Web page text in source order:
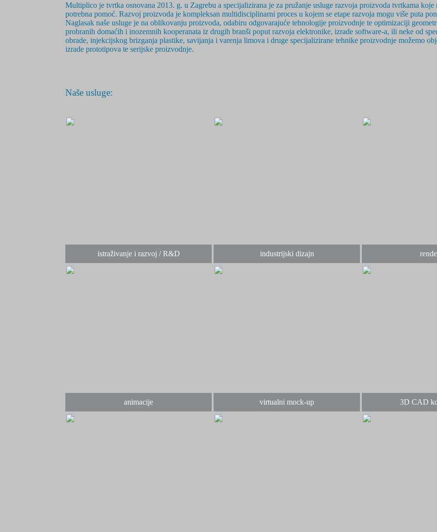
Multiplico je tvrtka osnovana 2013. g.u Zagrebu a specijalizirana je za pružanje usluge razvoja proizvoda tvrtkama
potrebna pomoć. Razvoj proizvoda jekompleksan multidisciplinarniproces u kojem se etape razvoja mogu više puta
Naglasak naše usluge je na oblikovanju proizvoda, odabiru odgovarajuće tehnologije proizvodnje te optimizaciji
probranih domaćih i inozemnih kooperanata iz drugih branši poput razvoja elektronike, izrade software-a, ili neke od
obrade, injekcijskog brizganja plastike, savijanja i varenja limova i druge specijalizirane tehnike proizvodnje možemo
izrade prototipova te serijske proizvodnje.
Naše usluge:
istraživanje i razvoj / R&D industrijski dizajn
animacije virtualni mock-up 3D CAD